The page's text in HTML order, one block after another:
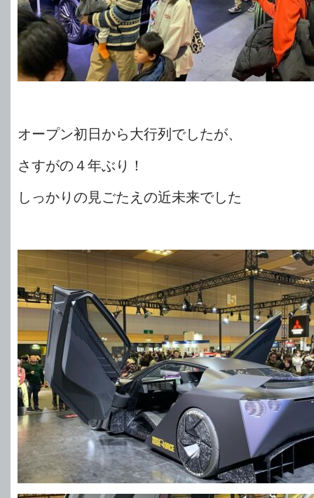
オープン初日から大行列でしたが、
さすがの４年ぶり！
しっかりの見ごたえの近未来でした